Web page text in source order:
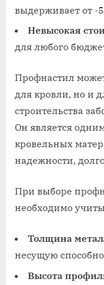
выдерживает от -
Невысокая
для любого
Профнастил
для кровли, но и
строительства
Он является
кровельных
надежности,
При выборе
необходимо
Толщина
несущую
Высота